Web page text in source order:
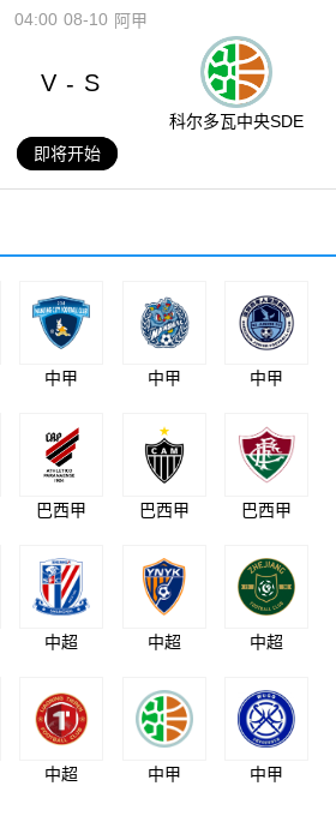
08-10
04:00 阿甲
V - S
科尔多瓦中央SDE
即将开始
中甲 中甲 中甲
巴西甲 巴西甲 巴西甲
中超 中超 中超
中超 中甲 中甲